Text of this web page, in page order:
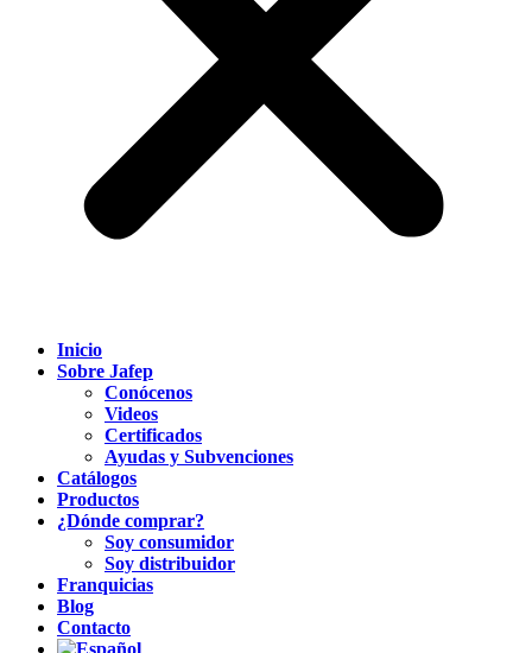
Inicio
Sobre Jafep
Conócenos
Videos
Certificados
Ayudas y Subvenciones
Catálogos
Productos
¿Dónde comprar?
Soy consumidor
Soy distribuidor
Franquicias
Blog
Contacto